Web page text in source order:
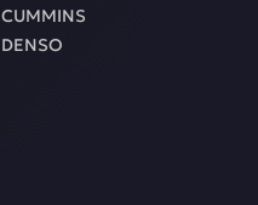
CUMMINS
DENSO